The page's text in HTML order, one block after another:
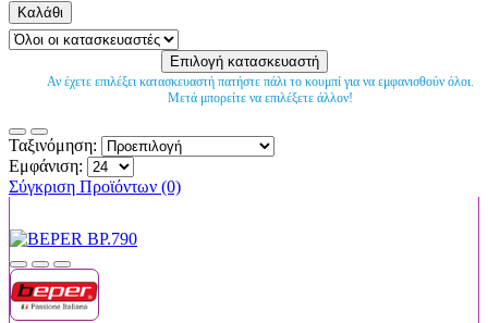
Καλάθι
Αν έχετε επιλέξει κατασκευαστή πατήστε πάλι το κουμπί για να εμφανισθούν όλοι.
Μετά μπορείτε να επιλέξετε άλλον!
Ταξινόμηση:
Εμφάνιση:
Σύγκριση Προϊόντων (0)